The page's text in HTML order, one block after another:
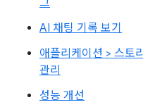
그
AI 채팅 기록 보기
애플리케이션 > 스토
관리
성능 개선